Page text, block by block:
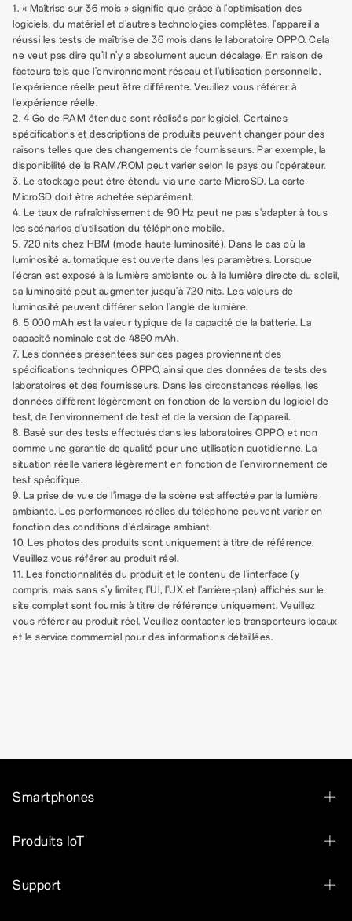
1. « Maîtrise sur 36 mois » signifie que grâce à l'optimisation des
logiciels, du matériel et d'autres technologies complètes, l'appareil a
réussi les tests de maîtrise de 36 mois dans le laboratoire OPPO. Cela
ne veut pas dire qu’il n’y a absolument aucun décalage. En raison de
facteurs tels que l'environnement réseau et l'utilisation personnelle,
l'expérience réelle peut être différente. Veuillez vous référer à
l'expérience réelle.
2. 4 Go de RAM étendue sont réalisés par logiciel. Certaines
spécifications et descriptions de produits peuvent changer pour des
raisons telles que des changements de fournisseurs. Par exemple, la
disponibilité de la RAM/ROM peut varier selon le pays ou l'opérateur.
3. Le stockage peut être étendu via une carte MicroSD. La carte
MicroSD doit être achetée séparément.
4. Le taux de rafraîchissement de 90 Hz peut ne pas s'adapter à tous
les scénarios d'utilisation du téléphone mobile.
5. 720 nits chez HBM (mode haute luminosité). Dans le cas où la
luminosité automatique est ouverte dans les paramètres. Lorsque
l'écran est exposé à la lumière ambiante ou à la lumière directe du soleil,
sa luminosité peut augmenter jusqu'à 720 nits. Les valeurs de
luminosité peuvent différer selon l'angle de lumière.
6. 5 000 mAh est la valeur typique de la capacité de la batterie. La
capacité nominale est de 4890 mAh.
7. Les données présentées sur ces pages proviennent des
spécifications techniques OPPO, ainsi que des données de tests des
laboratoires et des fournisseurs. Dans les circonstances réelles, les
données diffèrent légèrement en fonction de la version du logiciel de
test, de l'environnement de test et de la version de l'appareil.
8. Basé sur des tests effectués dans les laboratoires OPPO, et non
comme une garantie de qualité pour une utilisation quotidienne. La
situation réelle variera légèrement en fonction de l'environnement de
test spécifique.
9. La prise de vue de l'image de la scène est affectée par la lumière
ambiante. Les performances réelles du téléphone peuvent varier en
fonction des conditions d'éclairage ambiant.
10. Les photos des produits sont uniquement à titre de référence.
Veuillez vous référer au produit réel.
11. Les fonctionnalités du produit et le contenu de l'interface (y
compris, mais sans s'y limiter, l'UI, l'UX et l'arrière-plan) affichés sur le
site complet sont fournis à titre de référence uniquement. Veuillez
vous référer au produit réel. Veuillez contacter les transporteurs locaux
et le service commercial pour des informations détaillées.
Smartphones
OPPO Reno16 F 5G
OPPO Reno15 F 5G
Produits IoT
OPPO Enco Clip2 Open Earbuds
Support